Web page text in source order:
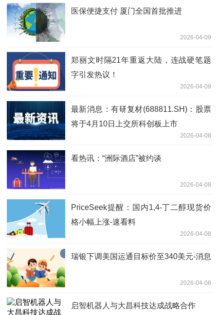
医保便捷支付 厦门全国首批推进
2026-04-09
郑丽文时隔21年重返大陆，连战硬笔题
字引发热议！
2026-04-09
最新消息：有研复材(688811.SH)：股票
将于4月10日上交所科创板上市
2026-04-08
看热讯：“洲际酒店”被约谈
2026-04-08
PriceSeek提醒：国内1,4-丁二醇现货价
格小幅上涨-速看料
2026-04-08
瑞银下调美国运通目标价至340美元-消息
2026-04-08
启智机器人与大昌科技达成战略合作